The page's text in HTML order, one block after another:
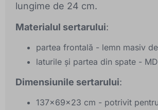
lungime de 24 cm.
Materialul sertarului:
partea frontală - lemn masiv
laturile și partea din spate -
Dimensiunile sertarului:
137x69x23 cm - potrivit